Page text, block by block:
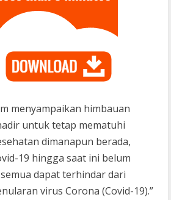
menyampaikan himbauan
untuk tetap mematuhi
dimanapun berada,
19 hingga saat ini belum
dapat terhindar dari
virus Corona (Covid-19).”